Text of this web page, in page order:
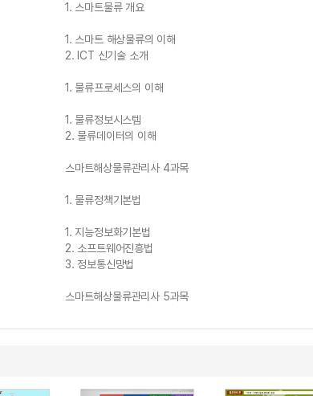
1. 스마트물류 개요
1. 스마트 해상물류의 이해
2. ICT 신기술 소개
1. 물류프로세스의 이해
1. 물류정보시스템
2. 물류데이터의 이해
스마트해상물류관리사 4과목
1. 물류정책기본법
1. 지능정보화기본법
2. 소프트웨어진흥법
3. 정보통신망법
스마트해상물류관리사 5과목